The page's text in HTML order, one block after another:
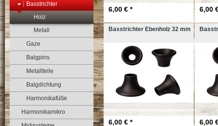
Basstrichter
Holz
Metall
Gaze
Balgpins
Metallteile
Balgdichtung
Harmonikafüße
Harmonikamikro
6,00 € * 6,00
Basstrichter Ebenholz 32 mm
6,00 € * 6,00